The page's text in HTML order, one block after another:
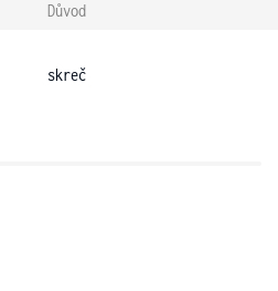
Důvod
skreč